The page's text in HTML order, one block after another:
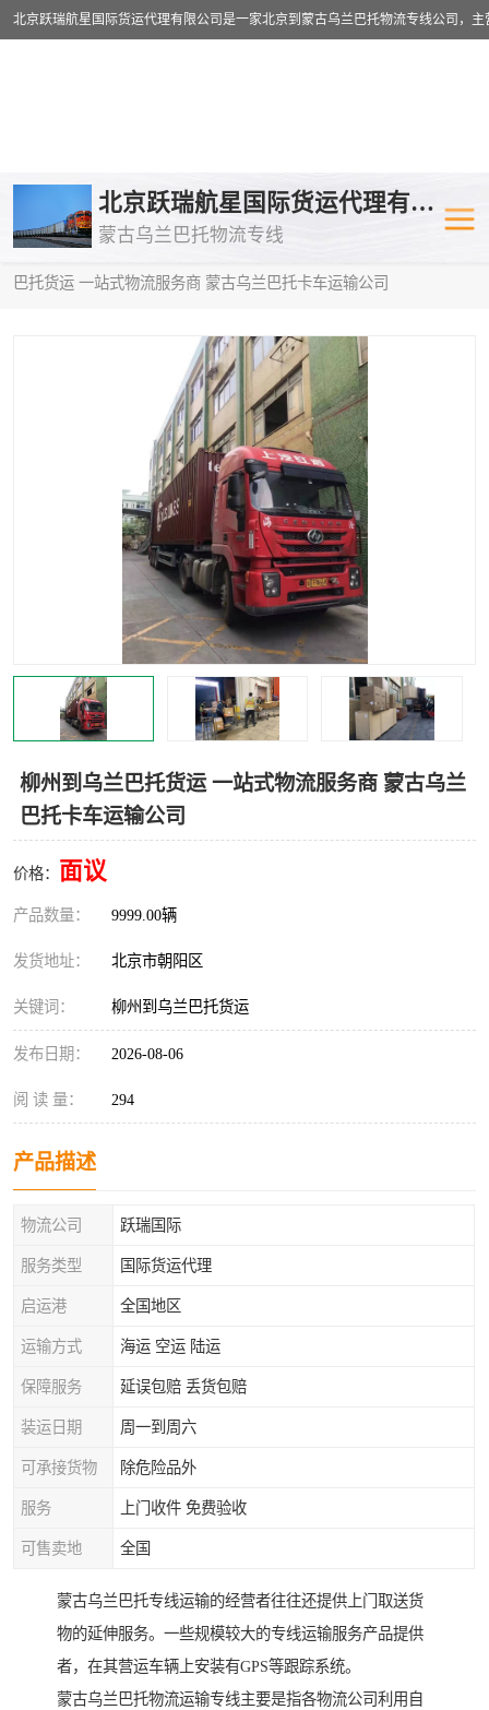
北京跃瑞航星国际货运代理有限公司
蒙古乌兰巴托物流专线
巴托货运 一站式物流服务商 蒙古乌兰巴托卡车运输公司
柳州到乌兰巴托货运 一站式物流服务商 蒙古乌兰
巴托卡车运输公司
价格： 面议
产品数量： 9999.00辆
发货地址： 北京市朝阳区
关键词： 柳州到乌兰巴托货运
发布日期： 2026-08-06
阅 读 量： 294
产品描述
物流公司 跃瑞国际
服务类型 国际货运代理
启运港 全国地区
运输方式 海运 空运 陆运
保障服务 延误包赔 丢货包赔
装运日期 周一到周六
可承接货物 除危险品外
服务 上门收件 免费验收
可售卖地 全国
蒙古乌兰巴托专线运输的经营者往往还提供上门取送货
物的延伸服务。一些规模较大的专线运输服务产品提供
者，在其营运车辆上安装有GPS等跟踪系统。
蒙古乌兰巴托物流运输专线主要是指各物流公司利用自
乌兰巴托物流专线 乌兰巴托铁
乌兰巴托公路运输
中欧班列 欧洲铁路运输
蒙古乌兰巴托双清包税
蒙古乌兰巴托空运专线
蒙古乌兰巴托汽运专线
中亚铁路运输